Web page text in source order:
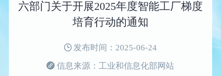
六部门关于开展2025年度智能工厂梯度
培育行动的通知
发布时间：2025-06-24
信息来源：工业和信息化部网站